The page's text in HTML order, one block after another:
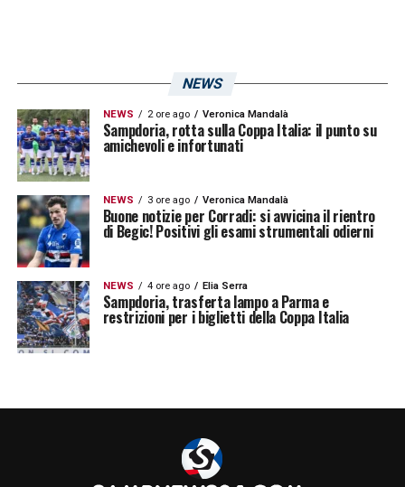
ulteriori lavori, previsti inizialmente in estate
dopo il campionato, adesso appaiono a
rischio.
LA PLAYLIST DELLE NOSTRE TOP NEWS
NEWS
NEWS 2 ore ago Veronica Mandalà
Sampdoria, rotta sulla Coppa Italia: il punto su
amichevoli e infortunati
NEWS 3 ore ago Veronica Mandalà
Buone notizie per Corradi: si avvicina il rientro
di Begic! Positivi gli esami strumentali odierni
NEWS 4 ore ago Elia Serra
Sampdoria, trasferta lampo a Parma e
restrizioni per i biglietti della Coppa Italia